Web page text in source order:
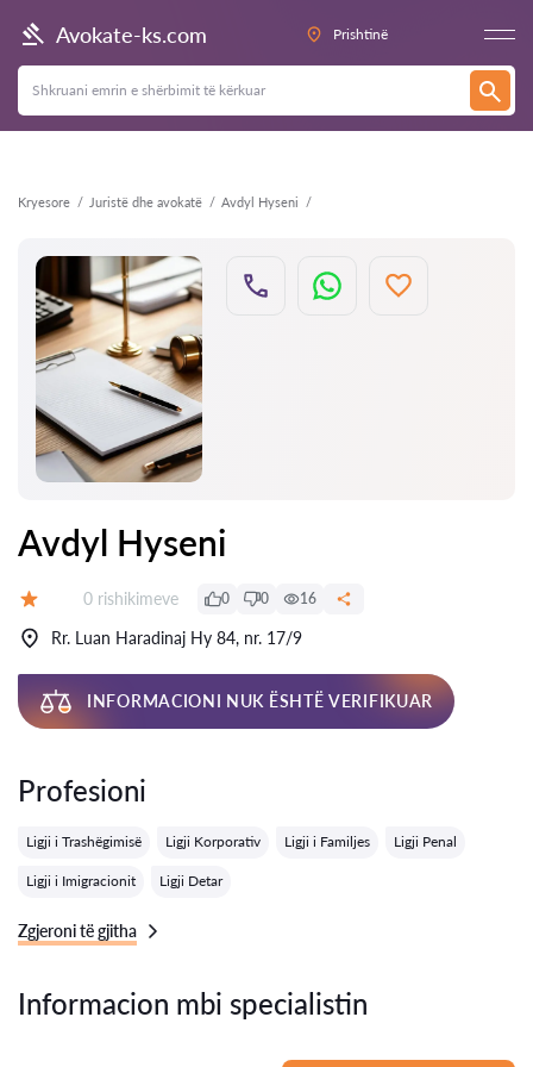
Avokate-ks.com Prishtinë
Kryesore Juristë dhe avokatë Avdyl Hyseni
Kthehu
Avdyl Hyseni
Rishikime:
0 rishikimeve 0 0 16
Rr. Luan Haradinaj Hy 84, nr. 17/9
INFORMACIONI NUK ËSHTË VERIFIKUAR
Profesioni
Ligji i Trashëgimisë Ligji Korporativ Ligji i Familjes Ligji Penal
Ligji i Imigracionit Ligji Detar
Zgjeroni të gjitha
Informacion mbi specialistin